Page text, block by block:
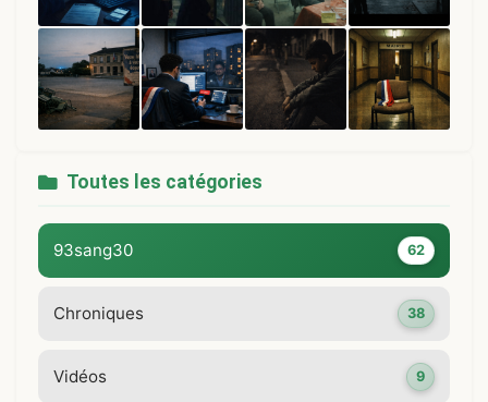
Toutes les catégories
93sang30 62
Chroniques 38
Vidéos 9